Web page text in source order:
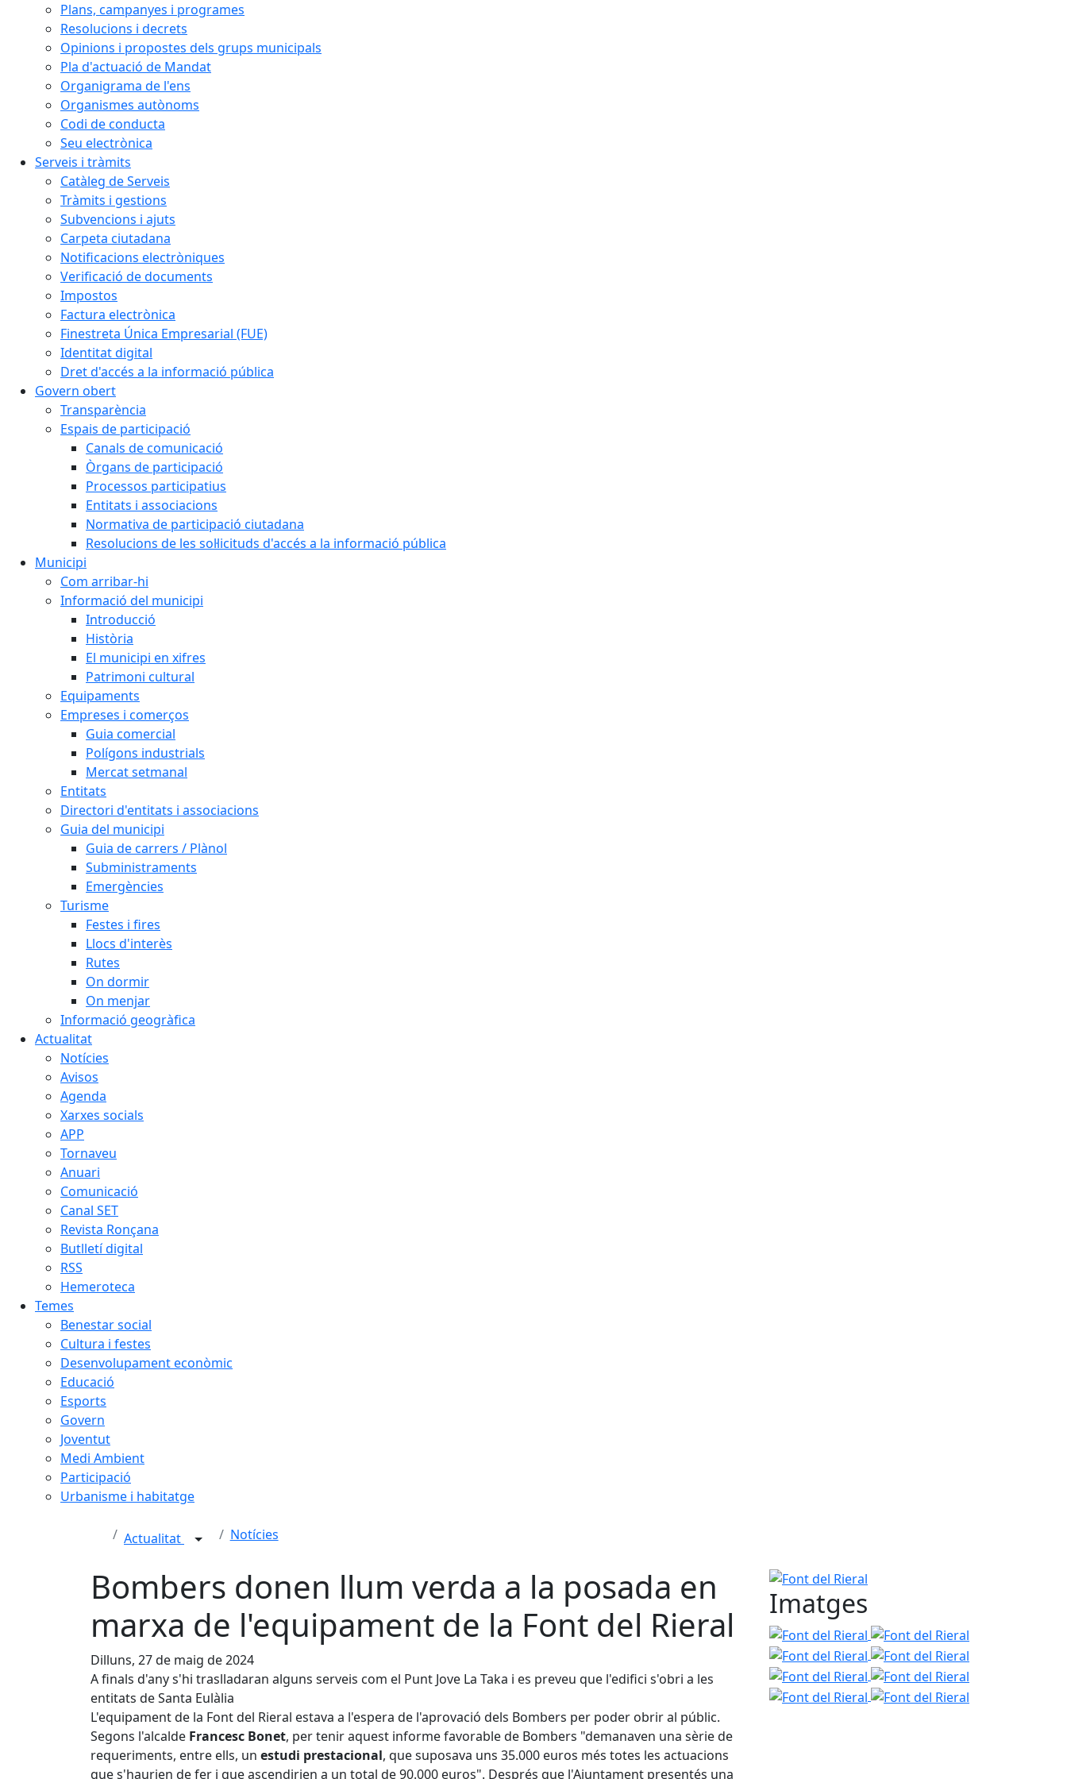
Plans, campanyes i programes
Resolucions i decrets
Opinions i propostes dels grups municipals
Pla d'actuació de Mandat
Organigrama de l'ens
Organismes autònoms
Codi de conducta
Seu electrònica
Serveis i tràmits
Catàleg de Serveis
Tràmits i gestions
Subvencions i ajuts
Carpeta ciutadana
Notificacions electròniques
Verificació de documents
Impostos
Factura electrònica
Finestreta Única Empresarial (FUE)
Identitat digital
Dret d'accés a la informació pública
Govern obert
Transparència
Espais de participació
Canals de comunicació
Òrgans de participació
Processos participatius
Entitats i associacions
Normativa de participació ciutadana
Resolucions de les sol·licituds d'accés a la informació pública
Municipi
Com arribar-hi
Informació del municipi
Introducció
Història
El municipi en xifres
Patrimoni cultural
Equipaments
Empreses i comerços
Guia comercial
Polígons industrials
Mercat setmanal
Entitats
Directori d'entitats i associacions
Guia del municipi
Guia de carrers / Plànol
Subministraments
Emergències
Turisme
Festes i fires
Llocs d'interès
Rutes
On dormir
On menjar
Informació geogràfica
Actualitat
Notícies
Avisos
Agenda
Xarxes socials
APP
Tornaveu
Anuari
Comunicació
Canal SET
Revista Ronçana
Butlletí digital
RSS
Hemeroteca
Temes
Benestar social
Cultura i festes
Desenvolupament econòmic
Educació
Esports
Govern
Joventut
Medi Ambient
Participació
Urbanisme i habitatge
Actualitat Notícies
Bombers donen llum verda a la posada en
marxa de l'equipament de la Font del Rieral
Dilluns, 27 de maig de 2024
A finals d'any s'hi traslladaran alguns serveis com el Punt Jove La Taka i es preveu que l'edifici s'obri a les
entitats de Santa Eulàlia
L'equipament de la Font del Rieral estava a l'espera de l'aprovació dels Bombers per poder obrir al públic.
Segons l'alcalde Francesc Bonet, per tenir aquest informe favorable de Bombers "demanaven una sèrie de
requeriments, entre ells, un estudi prestacional, que suposava uns 35.000 euros més totes les actuacions
que s'haurien de fer i que ascendirien a un total de 90.000 euros". Després que l'Ajuntament presentés una
Font del Rieral
Imatges
Font del Rieral Font del Rieral
Font del Rieral
Font del Rieral
Font del Rieral